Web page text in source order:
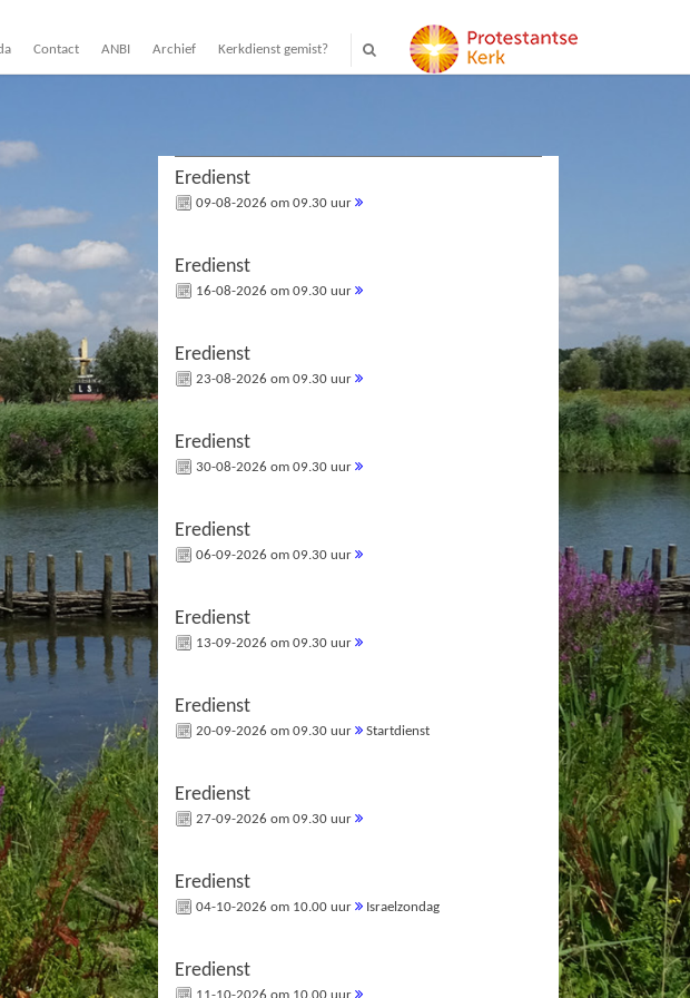
Contact ANBI Archief Kerkdienst gemist?
Eredienst
09-08-2026 om 09.30 uur
Eredienst
16-08-2026 om 09.30 uur
Eredienst
23-08-2026 om 09.30 uur
Eredienst
30-08-2026 om 09.30 uur
Eredienst
06-09-2026 om 09.30 uur
Eredienst
13-09-2026 om 09.30 uur
Eredienst
20-09-2026 om 09.30 uur Startdienst
Eredienst
27-09-2026 om 09.30 uur
Eredienst
04-10-2026 om 10.00 uur Israelzondag
Eredienst